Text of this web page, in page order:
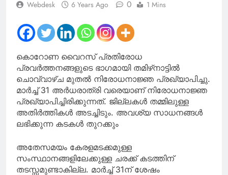
റിമാന്റ് റിപ്പോർട്ട്
Webdesk 6 Years Ago 0 1 Mins
കൊറോണ വൈറസ് പ്രതിരോധ
പ്രവർത്തനങ്ങളുടെ ഭാഗമായി തമിഴ്‌നാട്ടിൽ
ചൊവ്വാഴ്ച മുതൽ നിരോധനാജ്ഞ പ്രഖ്യാപിച്ചു.
മാർച്ച് 31 അർധരാത്രി വരെയാണ് നിരോധനാജ്ഞ
പ്രഖ്യാപിച്ചിരിക്കുന്നത്. ജില്ലകൾ തമ്മിലുള്ള
അതിർത്തികൾ അടച്ചിടും. അവശ്യ സാധനങ്ങൾ
ലഭിക്കുന്ന കടകൾ തുറക്കും
അതേസമയം കേരളമടക്കമുള്ള
സംസ്ഥാനങ്ങളിലേക്കുള്ള ചരക്ക് കടത്തിന്
തടസ്സമുണ്ടാകില്ല. മാർച്ച് 31ന് ശേഷം